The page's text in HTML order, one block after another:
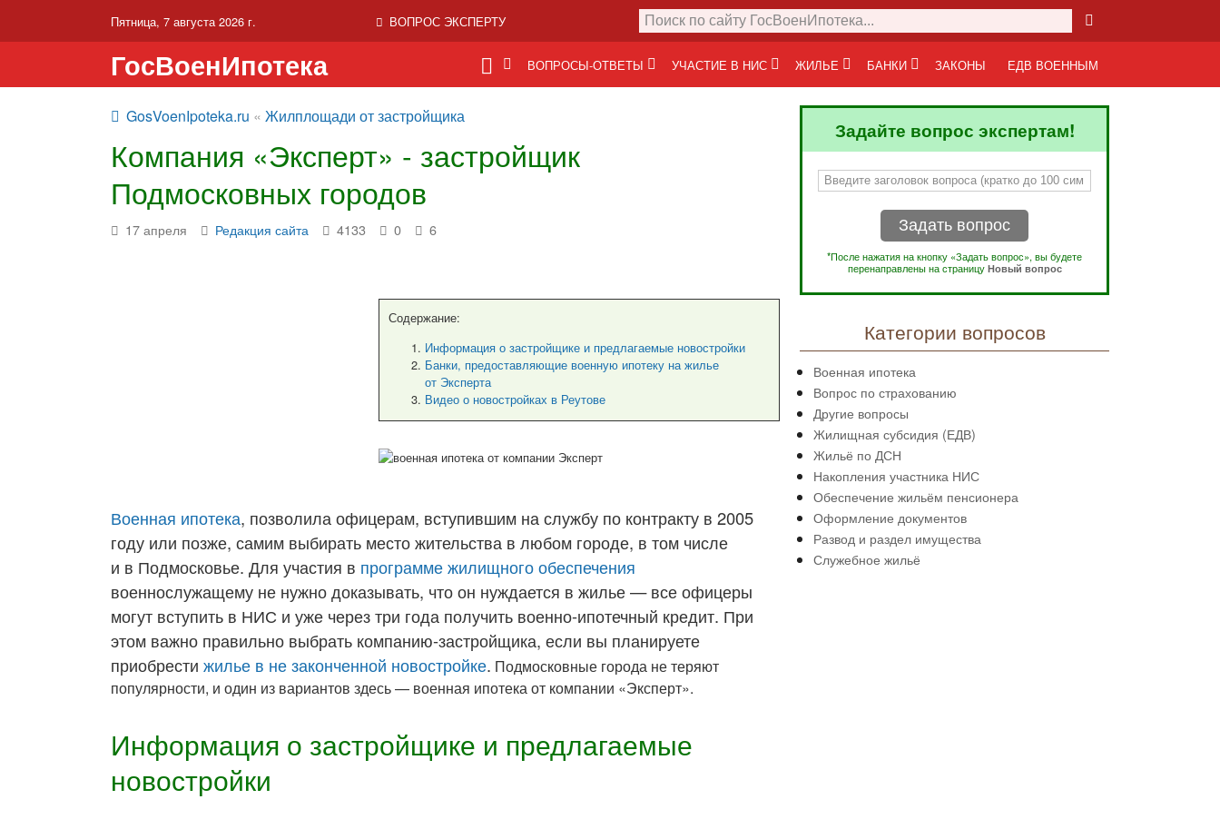
Пятница, 7 августа 2026 г. ВОПРОС ЭКСПЕРТУ
ГосВоенИпотека ВОПРОСЫ-ОТВЕТЫ УЧАСТИЕ В НИС ЖИЛЬЕ БАНКИ ЗАКОНЫ ЕДВ ВОЕННЫМ
GosVoenIpoteka.ru « Жилплощади от застройщика
Компания «Эксперт» - застройщик
Подмосковных городов
17 апреля Редакция сайта 4133 0 6
Содержание:
Информация о застройщике и предлагаемые новостройки
Банки, предоставляющие военную ипотеку на жилье
от Эксперта
Видео о новостройках в Реутове
Военная ипотека, позволила офицерам, вступившим на службу по контракту в 2005
году или позже, самим выбирать место жительства в любом городе, в том числе
и в Подмосковье. Для участия в программе жилищного обеспечения
военнослужащему не нужно доказывать, что он нуждается в жилье — все офицеры
могут вступить в НИС и уже через три года получить военно-ипотечный кредит. При
этом важно правильно выбрать компанию-застройщика, если вы планируете
приобрести жилье в не законченной новостройке. Подмосковные города не теряют
популярности, и один из вариантов здесь — военная ипотека от компании «Эксперт».
Информация о застройщике и предлагаемые
новостройки
Задайте вопрос экспертам!
Задать вопрос
*После нажатия на кнопку «Задать вопрос», вы будете
перенаправлены на страницуНовый вопрос
Категории вопросов
Военная ипотека
Вопрос по страхованию
Другие вопросы
Жилищная субсидия (ЕДВ)
Жильё по ДСН
Накопления участника НИС
Обеспечение жильём пенсионера
Оформление документов
Развод и раздел имущества
Служебное жильё